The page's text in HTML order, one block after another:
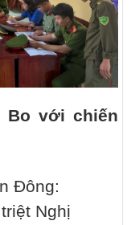
Bo với chiến
Đông:
Nghị